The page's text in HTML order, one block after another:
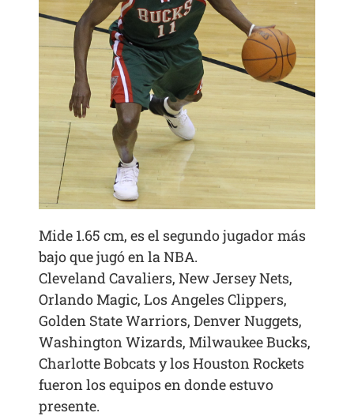
Mide 1.65 cm, es el segundo jugador más
bajo que jugó en la NBA.
Cleveland Cavaliers, New Jersey Nets,
Orlando Magic, Los Angeles Clippers,
Golden State Warriors, Denver Nuggets,
Washington Wizards, Milwaukee Bucks,
Charlotte Bobcats y los Houston Rockets
fueron los equipos en donde estuvo
presente.